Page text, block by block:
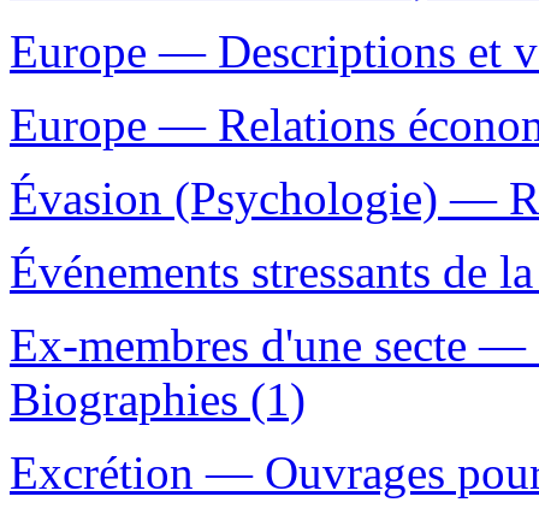
Europe — Descriptions et
Europe — Relations
Évasion (Psychologie) —
Événements stressants de
Ex-membres d'une secte
Biographies (1)
Excrétion — Ouvrages